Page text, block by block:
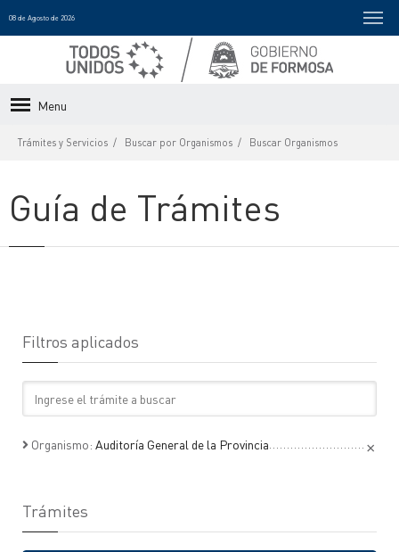
08 de Agosto de 2026
Menu
Trámites y Servicios Buscar por Organismos Buscar Organismos
Guía de Trámites
Filtros aplicados
Organismo: Auditoría General de la Provincia ×
Trámites